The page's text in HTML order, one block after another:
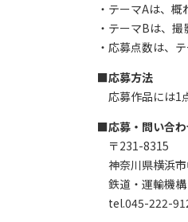
・テーマAは、概
・テーマBは、撮
・応募点数は、
■応募方法
応募作品には1
■応募・問い合
〒231-8315
神奈川県横浜
鉄道・運輸機
tel.045-222-